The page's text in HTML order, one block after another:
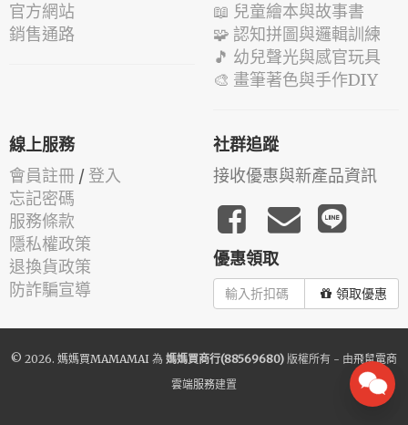
官方網站
銷售通路
📖 兒童繪本與故事書
🧩 認知拼圖與邏輯訓練
🎵 幼兒聲光與感官玩具
🎨 畫筆著色與手作DIY
線上服務
會員註冊 / 登入
忘記密碼
服務條款
隱私權政策
退換貨政策
防詐騙宣導
社群追蹤
接收優惠與新產品資訊
優惠領取
領取優惠
© 2026. 媽媽買MAMAMAI 為 媽媽買商行(88569680) 版權所有 - 由飛鼠電商
雲端服務建置